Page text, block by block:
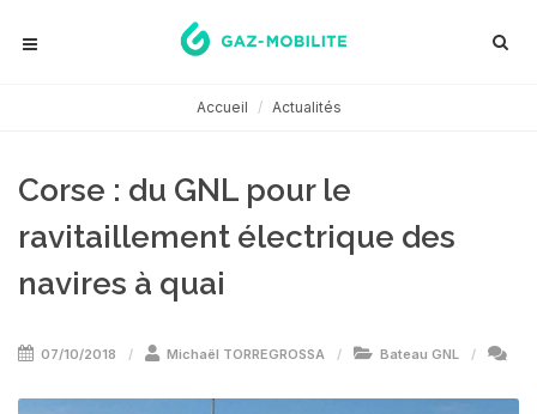
Accueil Actualités
Corse : du GNL pour le
ravitaillement électrique des
navires à quai
07/10/2018 Michaël TORREGROSSA Bateau GNL